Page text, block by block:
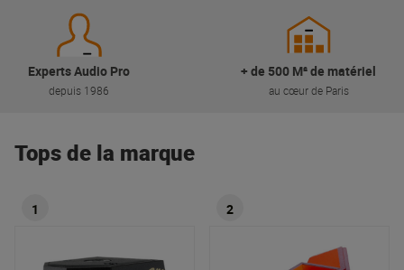
Experts Audio Pro
depuis 1986
+ de 500 M² de matériel
au cœur de Paris
Tops de la marque
1 2